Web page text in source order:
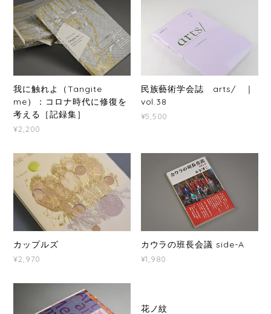
我に触れよ（Tangite
me）：コロナ時代に修復を
考える［記録集］
¥2,200
民族藝術学会誌 arts/ ｜
vol.38
¥5,500
カップルズ
¥2,970
カウラの班長会議 side-A
¥1,980